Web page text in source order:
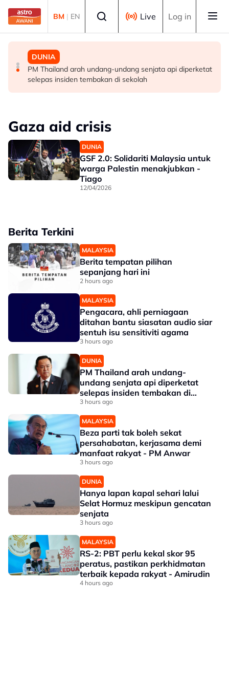
Skip to main content
BM | EN Live Log in
MALAYSIA
Berita tempatan pilihan sepanjang hari ini
MALAYSIA
Pengacara, ahli perniagaan ditahan bantu siasatan
audio siar sentuh isu sensitiviti agama
DUNIA
PM Thailand arah undang-undang senjata api diperketat
selepas insiden tembakan di sekolah
Gaza aid crisis
DUNIA
GSF 2.0: Solidariti Malaysia untuk
warga Palestin menakjubkan -
Tiago
12/04/2026
Berita Terkini
MALAYSIA
Berita tempatan pilihan
sepanjang hari ini
2 hours ago
MALAYSIA
Pengacara, ahli perniagaan
ditahan bantu siasatan audio siar
sentuh isu sensitiviti agama
3 hours ago
DUNIA
PM Thailand arah undang-
undang senjata api diperketat
selepas insiden tembakan di
sekolah
3 hours ago
MALAYSIA
Beza parti tak boleh sekat
persahabatan, kerjasama demi
manfaat rakyat - PM Anwar
3 hours ago
DUNIA
Hanya lapan kapal sehari lalui
Selat Hormuz meskipun gencatan
senjata
3 hours ago
MALAYSIA
RS-2: PBT perlu kekal skor 95
peratus, pastikan perkhidmatan
terbaik kepada rakyat - Amirudin
4 hours ago